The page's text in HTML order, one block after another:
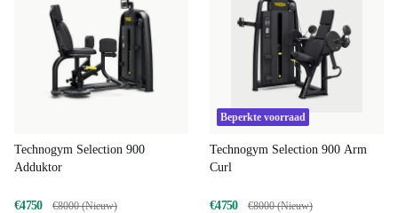
Technogym Selection 900
Adduktor
€4750 €8000 (Nieuw)
Beperkte voorraad
Technogym Selection 900 Arm
Curl
€4750 €8000 (Nieuw)